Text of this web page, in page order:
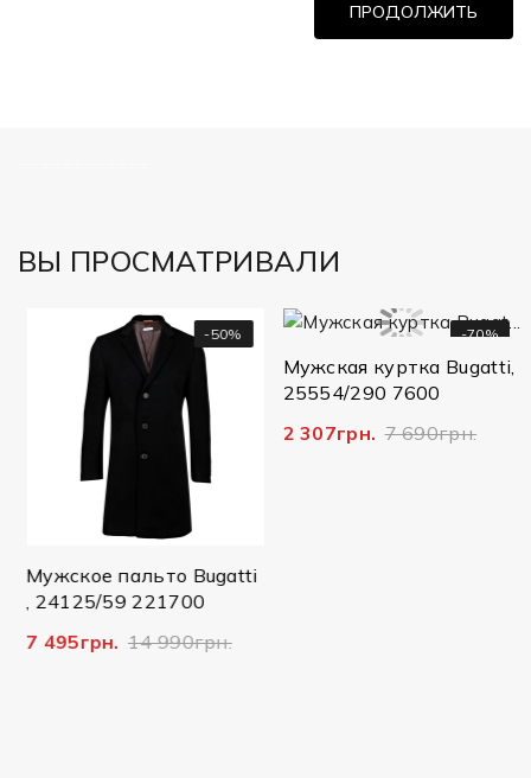
ПРОДОЛЖИТЬ
ВЫ ПРОСМАТРИВАЛИ
-50%
Мужское пальто Bugatti
, 24125/59 221700
7 495грн.
14 990грн.
-70%
Мужская куртка Bugatti,
25554/290 7600
2 307грн.
7 690грн.